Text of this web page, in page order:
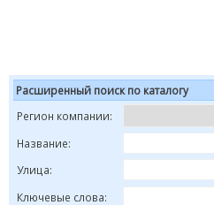
Расширенный поиск по каталогу
Регион компании:
Название:
Улица:
Ключевые слова: